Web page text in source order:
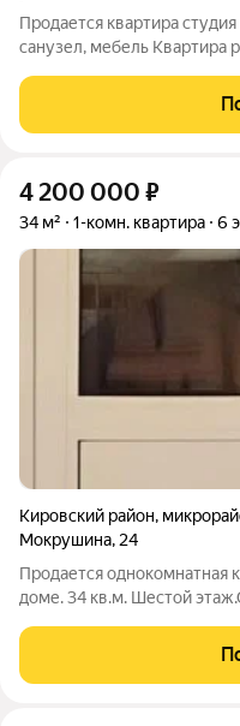
Продается квартира
санузел, мебель Квартира
ремонт. Натяжной
4 200 000 ₽
34 м² 1-комн. квартира 6
Кировский район,
Мокрушина, 24
Продается однокомнатная
доме. 34 кв.м. Шестой
балкон с выходом из
остановка, школа и детский